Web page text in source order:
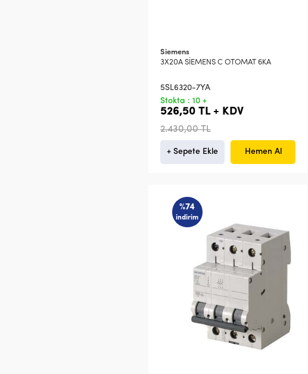
Siemens
3X20A SİEMENS C OTOMAT 6KA
5SL6320-7YA
Stokta : 10 +
526,50 TL + KDV
2.430,00 TL
+ Sepete Ekle Hemen Al
%74
indirim